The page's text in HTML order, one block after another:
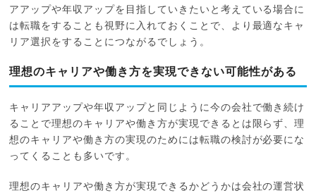
アアップや年収アップを目指していきたいと考えている場合に
は転職をすることも視野に入れておくことで、より最適なキャ
リア選択をすることにつながるでしょう。
理想のキャリアや働き方を実現できない可能性がある
キャリアアップや年収アップと同じように今の会社で働き続け
ることで理想のキャリアや働き方が実現できるとは限らず、理
想のキャリアや働き方の実現のためには転職の検討が必要にな
ってくることも多いです。
理想のキャリアや働き方が実現できるかどうかは会社の運営状